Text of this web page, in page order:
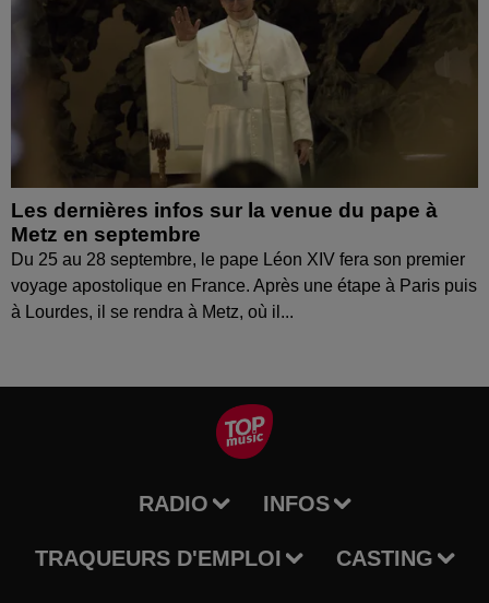
Les dernières infos sur la venue du pape à
Metz en septembre
Du 25 au 28 septembre, le pape Léon XIV fera son premier
voyage apostolique en France. Après une étape à Paris puis
à Lourdes, il se rendra à Metz, où il...
RADIO INFOS
TRAQUEURS D'EMPLOI CASTING